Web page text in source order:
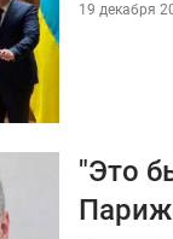
19 декабря
"Это